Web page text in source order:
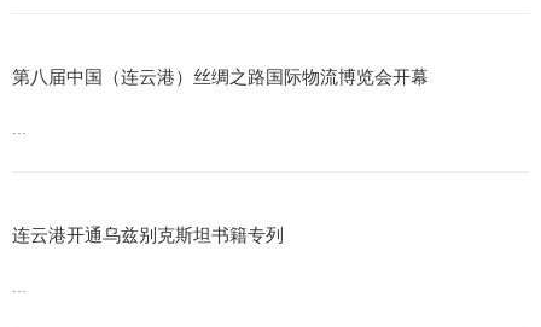
第八届中国（连云港）丝绸之路国际物流博览会开幕
连云港开通乌兹别克斯坦书籍专列